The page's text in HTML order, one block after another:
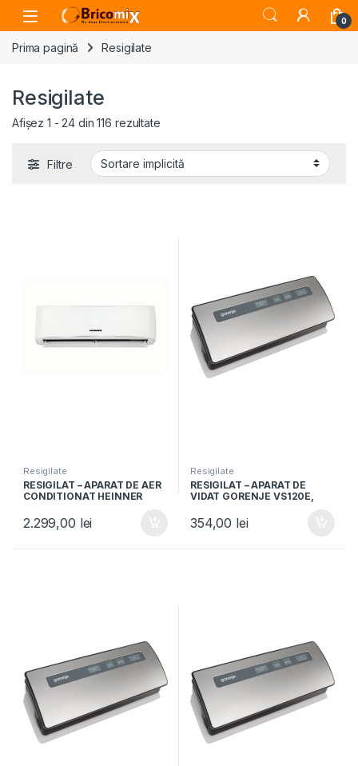
Skip to navigation
Skip to content
Open 0
Prima pagină Resigilate
Resigilate
Afișez 1 - 24 din 116 rezultate
Filtre
Resigilate
RESIGILAT – APARAT DE AER
CONDITIONAT HEINNER
Clasa A++, Timer, Alb
2.299,00 lei
Resigilate
RESIGILAT – APARAT DE
VIDAT GORENJE VS120E,
uscata, Functie sigilare,
Argintiu/Negru
354,00 lei